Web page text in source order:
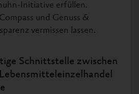
Initiative erfüllen.
und Genuss &
vermissen lassen.
Schnittstelle zwischen